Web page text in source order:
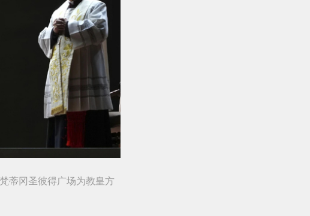
蒂冈圣彼得广场为教皇方